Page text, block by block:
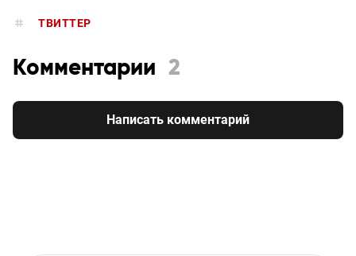
ТВИТТЕР
Комментарии 2
Написать комментарий